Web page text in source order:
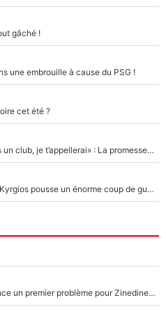
gâché !
une embrouille à cause du PSG !
cet été ?
Mercato - OM - «Dès que je prends un club, je t’appellerai» : La promesse de Marcelino au moment de claquer la porte
Victime de racisme contre Murray, Kyrgios pousse un énorme coup de gueule !
Michael Olise : Pierre Ménès annonce un premier problème pour Zinedine Zidane en équipe de France